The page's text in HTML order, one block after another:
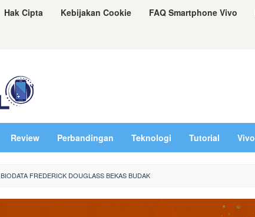
Hak Cipta Kebijakan Cookie FAQ Smartphone Vivo
Review Perbandingan Teknologi Tutorial Vivo
BIODATA FREDERICK DOUGLASS BEKAS BUDAK